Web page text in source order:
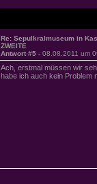
Re: Sepulkralmuseum in
ZWEITE
Antwort #5 - 08.08.2011 um
Ach, erstmal müssen wir
habe ich auch kein Problem